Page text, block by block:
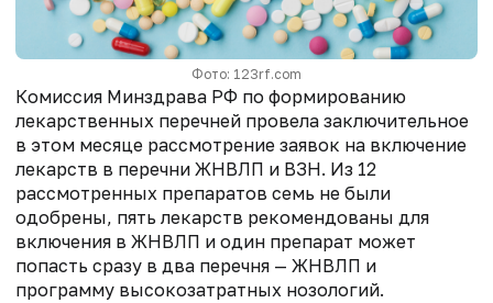
Фото: 123rf.com
Комиссия Минздрава РФ по формированию
лекарственных перечней провела заключительное
в этом месяце рассмотрение заявок на включение
лекарств в перечни ЖНВЛП и ВЗН. Из 12
рассмотренных препаратов семь не были
одобрены, пять лекарств рекомендованы для
включения в ЖНВЛП и один препарат может
попасть сразу в два перечня — ЖНВЛП и
программу высокозатратных нозологий.